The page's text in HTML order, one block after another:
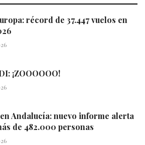
récord de 37.447 vuelos en
¡ZOOOOOO!
Andalucía: nuevo informe alerta
de 482.000 personas